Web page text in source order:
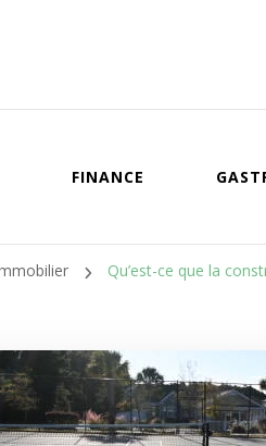
FINANCE
Qu’est-ce que la